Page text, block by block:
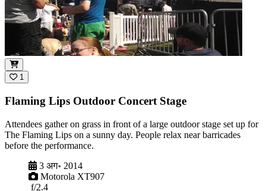
1
Flaming Lips Outdoor Concert Stage
Attendees gather on grass in front of a large outdoor stage set up for
The Flaming Lips on a sunny day. People relax near barricades
before the performance.
कैप्चर किया गया3 अग॰ 2014
Motorola XT907
f/2.4